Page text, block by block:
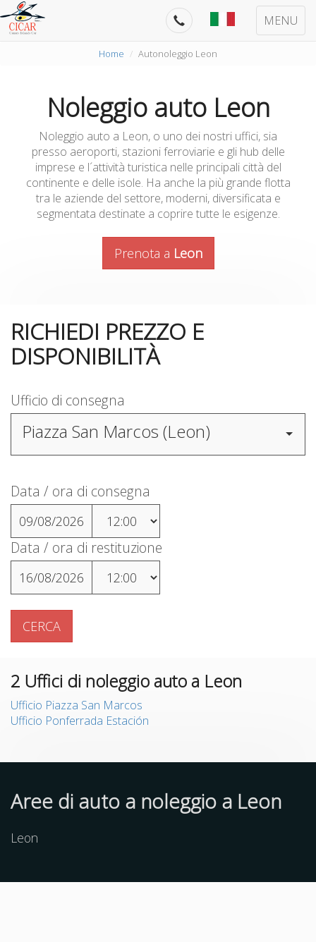
MENU
Home Autonoleggio Leon
Noleggio auto Leon
Noleggio auto a Leon, o uno dei nostri uffici, sia
presso aeroporti, stazioni ferroviarie e gli hub delle
imprese e l´attività turistica nelle principali città del
continente e delle isole. Ha anche la più grande flotta
tra le aziende del settore, moderni, diversificata e
segmentata destinate a coprire tutte le esigenze.
Prenota a Leon
RICHIEDI PREZZO E
DISPONIBILITÀ
Ufficio di consegna
Piazza San Marcos (Leon)
Data / ora di consegna
09/08/2026
Data / ora di restituzione
16/08/2026
CERCA
2 Uffici di noleggio auto a Leon
Ufficio Piazza San Marcos
Ufficio Ponferrada Estación
Aree di auto a noleggio a Leon
Leon